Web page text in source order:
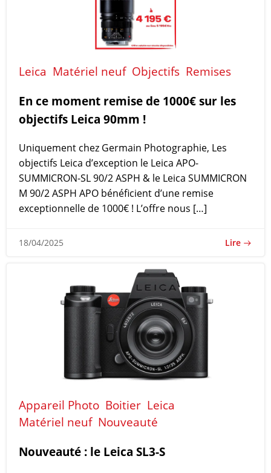
Leica Matériel neuf Objectifs Remises
En ce moment remise de 1000€ sur les
objectifs Leica 90mm !
Uniquement chez Germain Photographie, Les
objectifs Leica d’exception le Leica APO-
SUMMICRON-SL 90/2 ASPH & le Leica SUMMICRON
M 90/2 ASPH APO bénéficient d’une remise
exceptionnelle de 1000€ ! L’offre nous […]
18/04/2025 Lire
Appareil Photo Boitier Leica
Matériel neuf Nouveauté
Nouveauté : le Leica SL3-S